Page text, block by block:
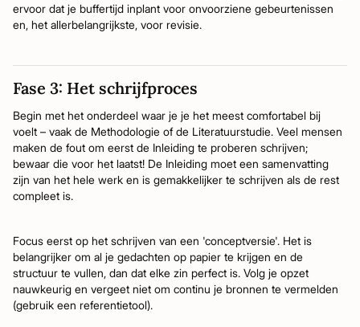
ervoor dat je buffertijd inplant voor onvoorziene gebeurtenissen
en, het allerbelangrijkste, voor revisie.
Fase 3: Het schrijfproces
Begin met het onderdeel waar je je het meest comfortabel bij
voelt – vaak de Methodologie of de Literatuurstudie. Veel mensen
maken de fout om eerst de Inleiding te proberen schrijven;
bewaar die voor het laatst! De Inleiding moet een samenvatting
zijn van het hele werk en is gemakkelijker te schrijven als de rest
compleet is.
Focus eerst op het schrijven van een 'conceptversie'. Het is
belangrijker om al je gedachten op papier te krijgen en de
structuur te vullen, dan dat elke zin perfect is. Volg je opzet
nauwkeurig en vergeet niet om continu je bronnen te vermelden
(gebruik een referentietool).